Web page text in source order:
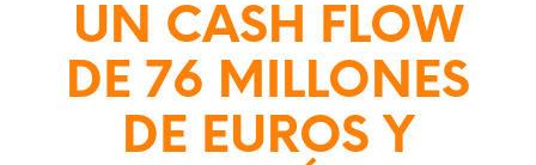
UN CASH FLOW
DE 76 MILLONES
DE EUROS Y